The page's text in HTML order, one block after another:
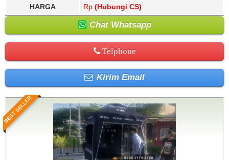
HARGA Rp. (Hubungi CS)
Chat Whatsapp
Telphone
Kirim Email
BEST SELLER